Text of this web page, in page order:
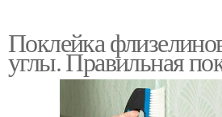
Поклейка
углы. Правильная